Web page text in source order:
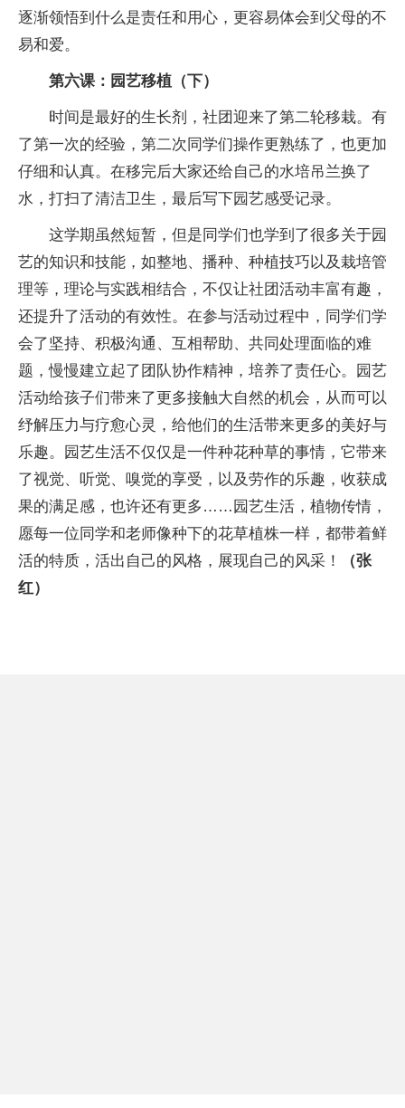
逐渐领悟到什么是责任和用心，更容易体会到父母的不
易和爱。
第六课：园艺移植（下）
时间是最好的生长剂，社团迎来了第二轮移栽。有
了第一次的经验，第二次同学们操作更熟练了，也更加
仔细和认真。在移完后大家还给自己的水培吊兰换了
水，打扫了清洁卫生，最后写下园艺感受记录。
这学期虽然短暂，但是同学们也学到了很多关于园
艺的知识和技能，如整地、播种、种植技巧以及栽培管
理等，理论与实践相结合，不仅让社团活动丰富有趣，
还提升了活动的有效性。在参与活动过程中，同学们学
会了坚持、积极沟通、互相帮助、共同处理面临的难
题，慢慢建立起了团队协作精神，培养了责任心。园艺
活动给孩子们带来了更多接触大自然的机会，从而可以
纾解压力与疗愈心灵，给他们的生活带来更多的美好与
乐趣。园艺生活不仅仅是一件种花种草的事情，它带来
了视觉、听觉、嗅觉的享受，以及劳作的乐趣，收获成
果的满足感，也许还有更多……园艺生活，植物传情，
愿每一位同学和老师像种下的花草植株一样，都带着鲜
活的特质，活出自己的风格，展现自己的风采！
（张
红）